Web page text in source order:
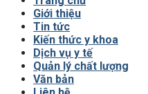
Giới thiệu
Tin tức
Kiến thức y khoa
Dịch vụ y tế
Quản lý chất lượng
Văn bản